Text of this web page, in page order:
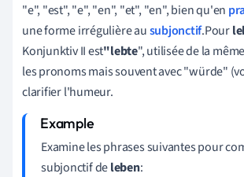
"e", "est", "e", "en", "et", "en", bien qu'en
une forme irrégulière ausubjonctif.Pour
Konjunktiv II est"lebte", utilisée de la
les pronoms mais souvent avec "würde"
clarifier l'humeur.
Examine les phrases suivantes pour
subjonctif deleben: